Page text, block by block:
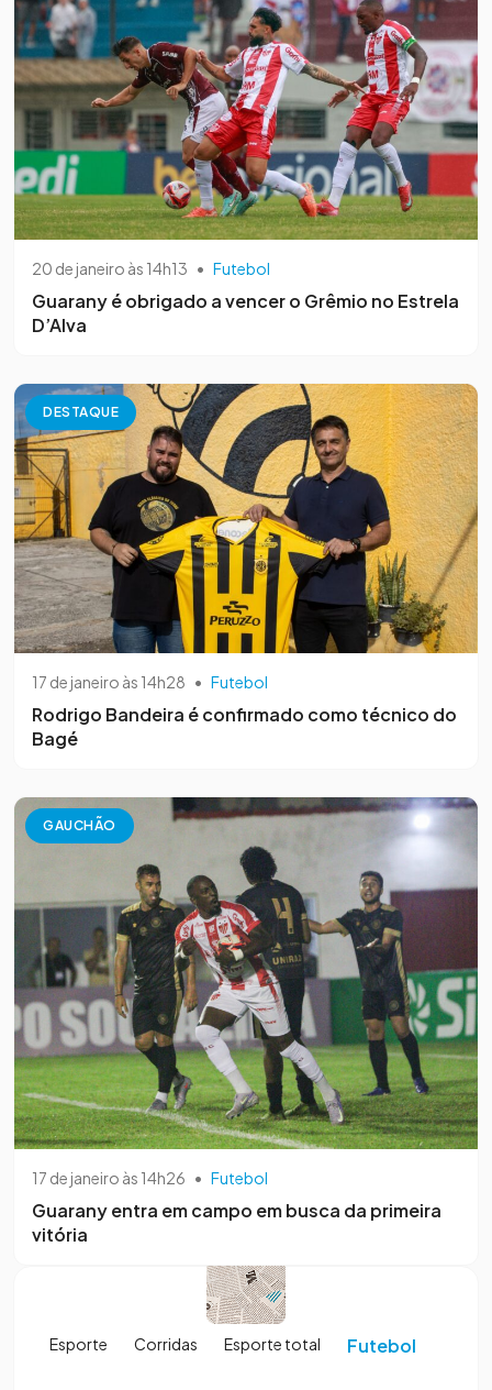
20 de janeiro às 14h13 • Futebol
Guarany é obrigado a vencer o Grêmio no Estrela
D’Alva
DESTAQUE
17 de janeiro às 14h28 • Futebol
Rodrigo Bandeira é confirmado como técnico do
Bagé
GAUCHÃO
17 de janeiro às 14h26 • Futebol
Guarany entra em campo em busca da primeira
vitória
Esporte Corridas Esporte total Futebol